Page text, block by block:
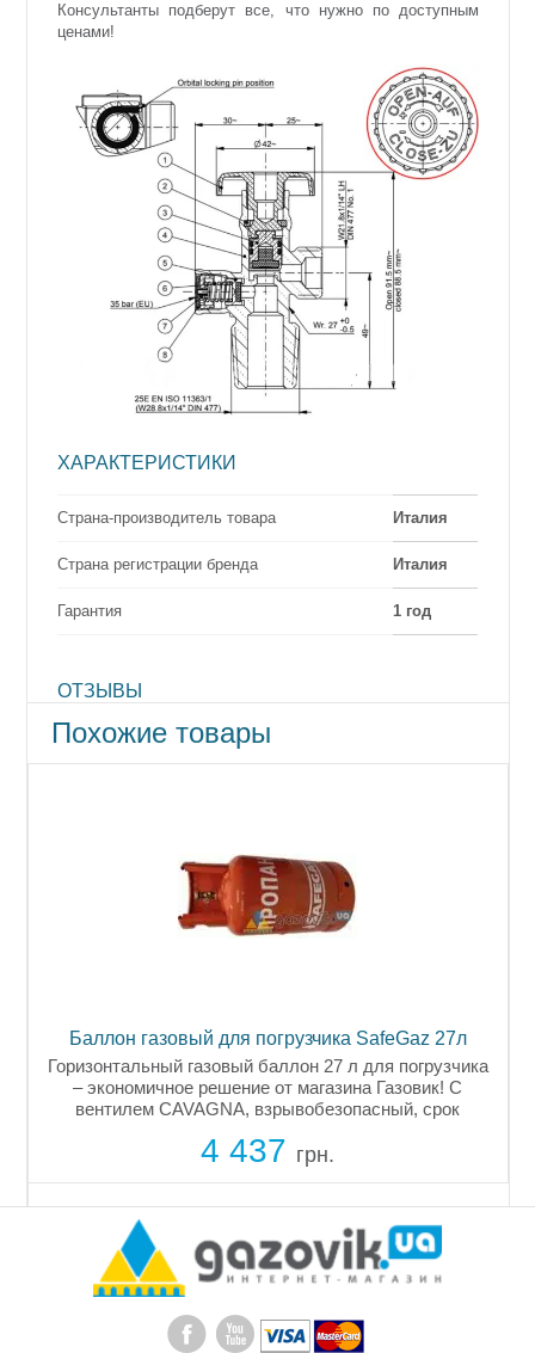
Консультанты подберут все, что нужно по доступным
ценами!
ХАРАКТЕРИСТИКИ
Страна-производитель товара Италия
Страна регистрации бренда Италия
Гарантия 1 год
ОТЗЫВЫ
Похожие товары
Баллон газовый для погрузчика SafeGaz 27л
Горизонтальный газовый баллон 27 л для погрузчика
– экономичное решение от магазина Газовик! С
вентилем CAVAGNA, взрывобезопасный, срок
баллон по выгодной цене с оплатой...
4 437 грн.